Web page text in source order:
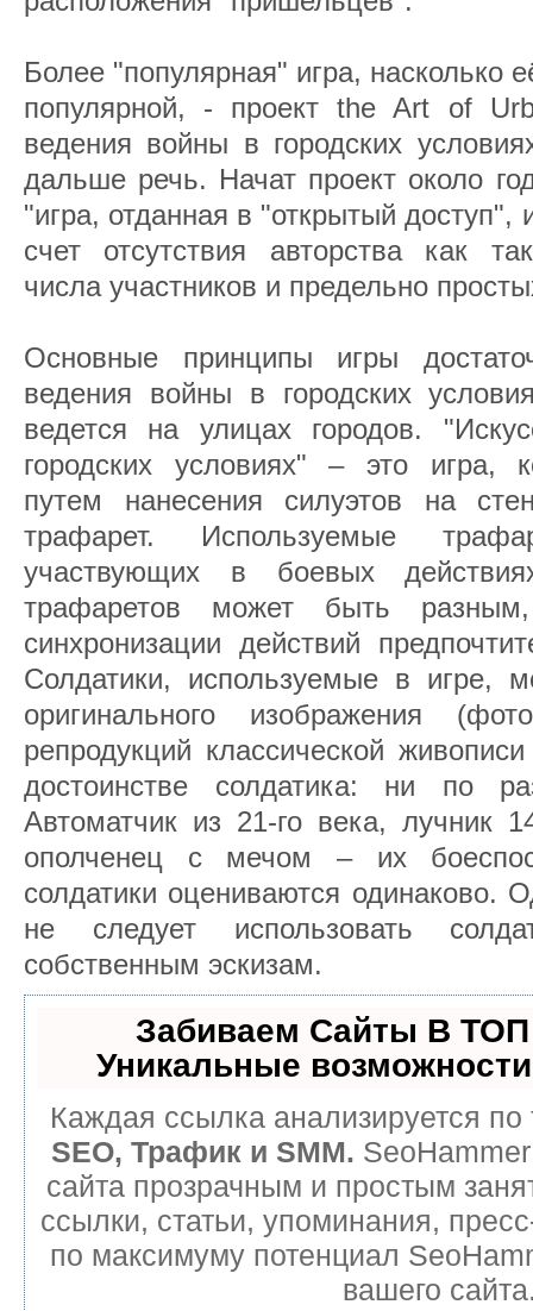
Более "популярная" игра, насколько
популярной, - проект the Art of
ведения войны в городских
дальше речь. Начат проект около
"игра, отданная в "открытый доступ",
счет отсутствия авторства как
числа участников и предельно
Основные принципы игры
ведения войны в городских
ведется на улицах городов.
городских условиях" – это игра,
путем нанесения силуэтов на
трафарет. Используемые
участвующих в боевых
трафаретов может быть
синхронизации действий
Солдатики, используемые в игре,
оригинального изображения
репродукций классической
достоинстве солдатика: ни по
Автоматчик из 21-го века, лучник
ополченец с мечом – их
солдатики оцениваются одинаково.
не следует использовать
собственным эскизам.
Забиваем Сайты В
Уникальные
Каждая ссылка анализируется по
SEO, Трафик и SMM.
сайта прозрачным и простым
ссылки, статьи, упоминания,
по максимуму потенциал
вашего